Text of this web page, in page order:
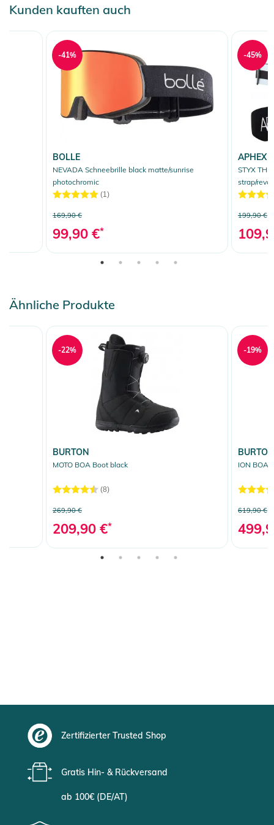
Kunden kauften auch
BOLLE
NEVADA Schneebrille black matte/sunrise
photochromic
(1)
169,90 €
99,90 €*
-41%
APHEX
STYX
strap/revo
199,90 €
-45%
Ähnliche Produkte
BURTON
MOTO BOA Boot black
(8)
269,90 €
209,90 €*
-22%
BURTON
ION BOA
619,90 €
-19%
Zertifizierter Trusted Shop
Gratis Hin- & Rückversand
ab 100€ (DE/AT)